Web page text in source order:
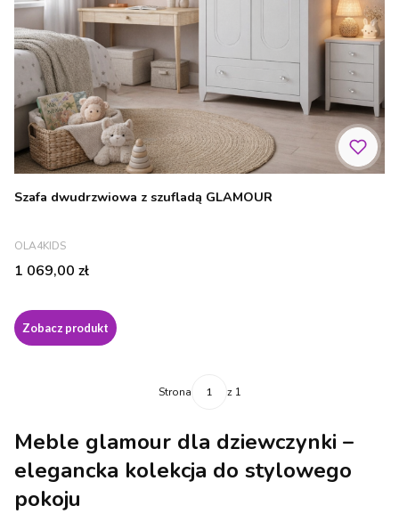
Szafa dwudrzwiowa z szufladą GLAMOUR
PRODUCENT
OLA4KIDS
Cena
1 069,00 zł
Zobacz produkt
Strona z 1
Meble glamour dla dziewczynki –
elegancka kolekcja do stylowego
pokoju